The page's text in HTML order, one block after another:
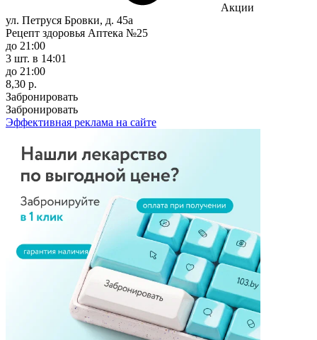
Акции
ул. Петруся Бровки, д. 45а
Рецепт здоровья Аптека №25
до 21:00
3 шт. в 14:01
до 21:00
8,30 р.
Забронировать
Забронировать
Эффективная реклама на сайте